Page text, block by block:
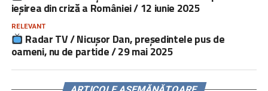
ieșirea din criză a României / 12 iunie 2025
RELEVANT
Radar TV / Nicușor Dan, președintele pus de
oameni, nu de partide / 29 mai 2025